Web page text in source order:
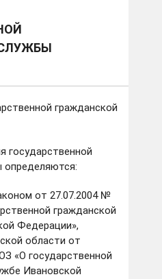
гражданской
государственной
определяются:
от 27.07.2004 №
гражданской
Федерации»,
области от
«О государственной
Ивановской